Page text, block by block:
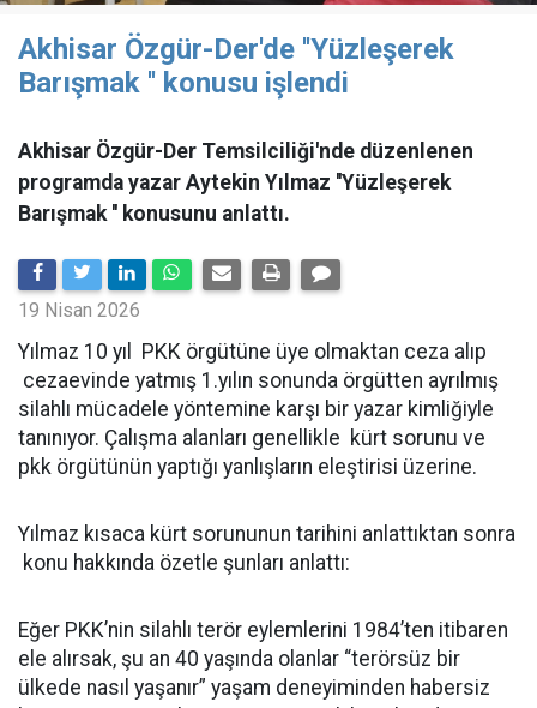
Akhisar Özgür-Der'de ''Yüzleşerek
Barışmak '' konusu işlendi
Akhisar Özgür-Der Temsilciliği'nde düzenlenen
programda yazar Aytekin Yılmaz ''Yüzleşerek
Barışmak '' konusunu anlattı.
19 Nisan 2026
Yılmaz 10 yıl PKK örgütüne üye olmaktan ceza alıp
cezaevinde yatmış 1.yılın sonunda örgütten ayrılmış
silahlı mücadele yöntemine karşı bir yazar kimliğiyle
tanınıyor. Çalışma alanları genellikle kürt sorunu ve
pkk örgütünün yaptığı yanlışların eleştirisi üzerine.
Yılmaz kısaca kürt sorununun tarihini anlattıktan sonra
konu hakkında özetle şunları anlattı:
Eğer PKK’nin silahlı terör eylemlerini 1984’ten itibaren
ele alırsak, şu an 40 yaşında olanlar “terörsüz bir
ülkede nasıl yaşanır” yaşam deneyiminden habersiz